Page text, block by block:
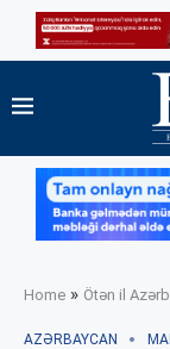
Home » Ötən il
AZƏRBAYCAN